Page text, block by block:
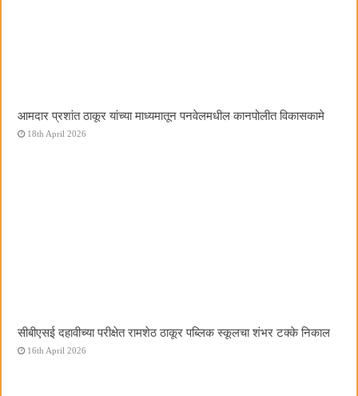
आमदार प्रशांत ठाकूर यांच्या माध्यमातून पनवेलमधील कानपोलीत विकासकामे
18th April 2026
सीबीएसई दहावीच्या परीक्षेत रामशेठ ठाकूर पब्लिक स्कूलचा शंभर टक्के निकाल
16th April 2026